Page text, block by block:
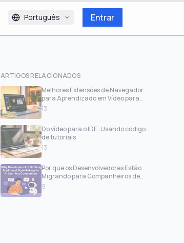
Português Entrar
ARTIGOS RELACIONADOS
Melhores Extensões de Navegador
para Aprendizado em Vídeo para
Desenvolvedores
13
Do vídeo para o IDE: Usando código
de tutoriais
13
Por que os Desenvolvedores Estão
Migrando para Companheiros de
Aprendizagem com IA
9